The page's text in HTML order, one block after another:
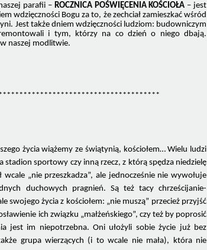
parafii – ROCZNICA POŚWIĘCENIA KOŚCIOŁA – jest
wdzięczności Bogu za to, że zechciał zamieszkać wśród
Jest także dniem wdzięczności ludziom: budowniczym
i tym, którzy na co dzień o niego dbają.
naszej modlitwie.
życia wiążemy ze świątynią, kościołem… Wielu ludzi
stadion sportowy czy inną rzecz, z którą spędza niedzielę
„nie przeszkadza”, ale jednocześnie nie wywołuje
duchowych pragnień. Są też tacy chrześcijanie-
swojego życia z kościołem: „nie muszą” przecież przyjść
ich związku „małżeńskiego”, czy też by poprosić
jest im niepotrzebna. Oni ułożyli sobie życie już bez
grupa wierzących (i to wcale nie mała), która nie